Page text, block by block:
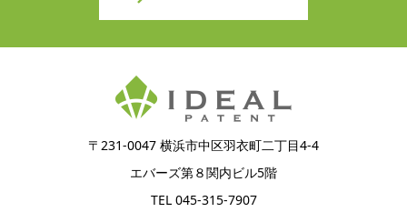
〒231-0047 横浜市中区羽衣町二丁目4-4
エバーズ第８関内ビル5階
TEL 045-315-7907